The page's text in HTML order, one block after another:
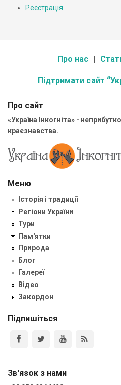
Реєстрація
Про нас
Підтримати сайт
Про сайт
«Україна Інкогніта» -
краєзнавства.
Меню
Історія і традиції
Регіони України
Тури
Пам'ятки
Природа
Блог
Галереї
Відео
Закордон
Підпишіться
Зв'язок з нами